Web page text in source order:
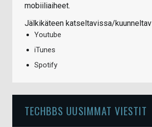
mobiiliaiheet.
Jälkikäteen katseltavissa/
Youtube
iTunes
Spotify
TECHBBS UUSIMMAT VIESTIT